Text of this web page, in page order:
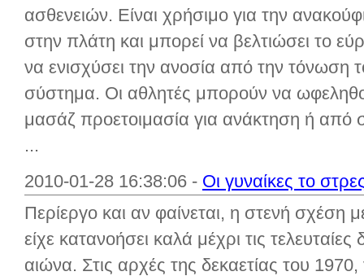
ασθενειών. Είναι χρήσιμο για την
στην πλάτη και μπορεί να βελτιώσει το
να ενισχύσει την ανοσία από την τόνωση
σύστημα. Οι αθλητές μπορούν να
μασάζ προετοιμασία για ανάκτηση ή
...
2010-01-28 16:38:06 - Οι γυναίκες το
Περίεργο και αν φαίνεται, η στενή σχέση
είχε κατανοήσει καλά μέχρι τις
αιώνα. Στις αρχές της δεκαετίας του